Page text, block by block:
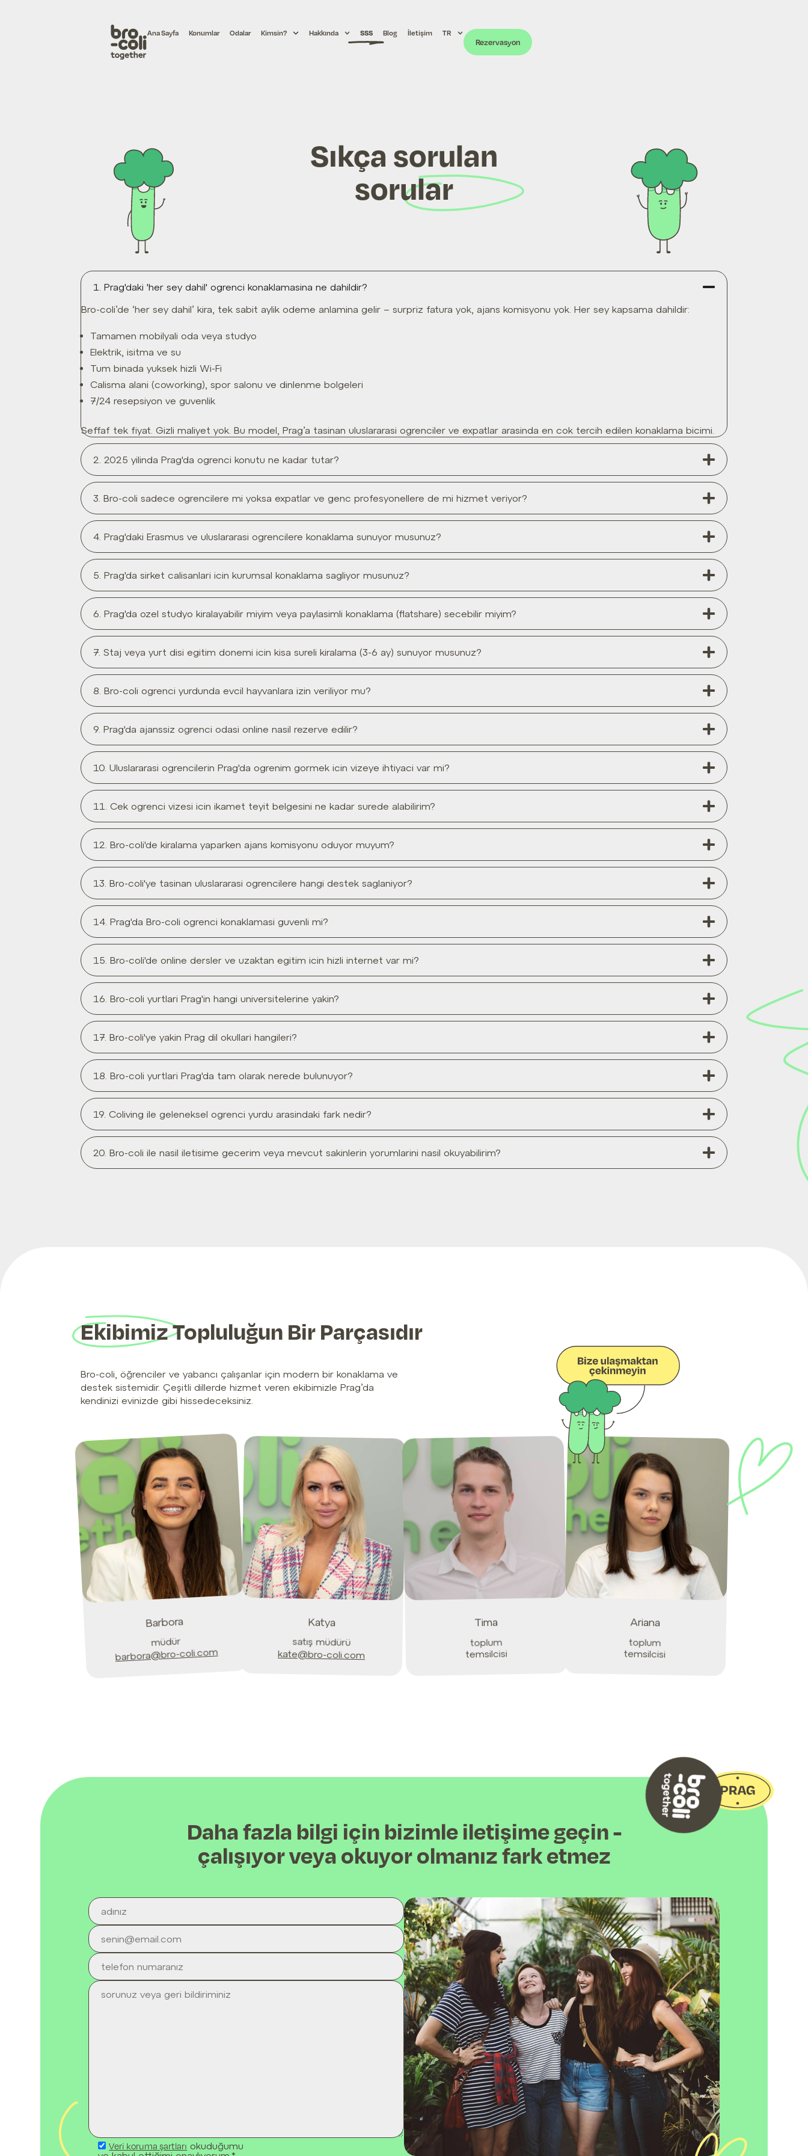
Ana Sayfa Konumlar Odalar Kimsin? Hakkında SSS Blog İletişim TR
Rezervasyon
Sıkça sorulan
sorular
1. Prag'daki 'her sey dahil' ogrenci konaklamasina ne dahildir?
Bro-coli’de ‘her sey dahil’ kira, tek sabit aylik odeme anlamina gelir – surpriz fatura yok, ajans komisyonu yok. Her sey kapsama dahildir:
Tamamen mobilyali oda veya studyo
Elektrik, isitma ve su
Tum binada yuksek hizli Wi-Fi
Calisma alani (coworking), spor salonu ve dinlenme bolgeleri
7/24 resepsiyon ve guvenlik
Seffaf tek fiyat. Gizli maliyet yok. Bu model, Prag’a tasinan uluslararasi ogrenciler ve expatlar arasinda en cok tercih edilen konaklama bicimi.
2. 2025 yilinda Prag'da ogrenci konutu ne kadar tutar?
3. Bro-coli sadece ogrencilere mi yoksa expatlar ve genc profesyonellere de mi hizmet veriyor?
4. Prag'daki Erasmus ve uluslararasi ogrencilere konaklama sunuyor musunuz?
5. Prag'da sirket calisanlari icin kurumsal konaklama sagliyor musunuz?
6. Prag'da ozel studyo kiralayabilir miyim veya paylasimli konaklama (flatshare) secebilir miyim?
7. Staj veya yurt disi egitim donemi icin kisa sureli kiralama (3-6 ay) sunuyor musunuz?
8. Bro-coli ogrenci yurdunda evcil hayvanlara izin veriliyor mu?
9. Prag'da ajanssiz ogrenci odasi online nasil rezerve edilir?
10. Uluslararasi ogrencilerin Prag'da ogrenim gormek icin vizeye ihtiyaci var mi?
11. Cek ogrenci vizesi icin ikamet teyit belgesini ne kadar surede alabilirim?
12. Bro-coli'de kiralama yaparken ajans komisyonu oduyor muyum?
13. Bro-coli'ye tasinan uluslararasi ogrencilere hangi destek saglaniyor?
14. Prag'da Bro-coli ogrenci konaklamasi guvenli mi?
15. Bro-coli'de online dersler ve uzaktan egitim icin hizli internet var mi?
16. Bro-coli yurtlari Prag'in hangi universitelerine yakin?
17. Bro-coli'ye yakin Prag dil okullari hangileri?
18. Bro-coli yurtlari Prag'da tam olarak nerede bulunuyor?
19. Coliving ile geleneksel ogrenci yurdu arasindaki fark nedir?
20. Bro-coli ile nasil iletisime gecerim veya mevcut sakinlerin yorumlarini nasil okuyabilirim?
Ekibimiz Topluluğun Bir Parçasıdır
Bro-coli, öğrenciler ve yabancı çalışanlar için modern bir konaklama ve
destek sistemidir. Çeşitli dillerde hizmet veren ekibimizle Prag’da
kendinizi evinizde gibi hissedeceksiniz.
Barbora
müdür
barbora@bro-coli.com
Katya
satış müdürü
kate@bro-coli.com
Tima
toplum
temsilcisi
Ariana
toplum
temsilcisi
Daha fazla bilgi için bizimle iletişime geçin -
çalışıyor veya okuyor olmanız fark etmez
Veri koruma şartları okuduğumu